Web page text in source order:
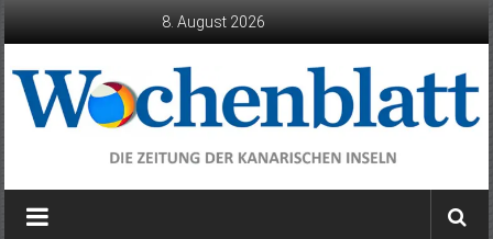
8. August 2026
Wochenblatt
die